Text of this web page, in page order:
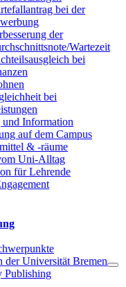
bei der
der
Wartezeit
bei
bei
und Information
auf dem Campus
& -räume
Uni-Alltag
für Lehrende
der Universität Bremen
Publishing